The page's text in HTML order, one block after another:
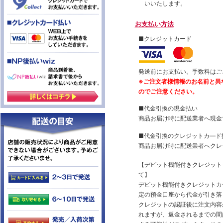
いいたします。
お支払い方法
■クレジットカード
発送前にお支払い。手数料は
※ご注文者様情報のお名前と
のでご注意ください。
■代金引換の現金払い
商品お届け時に配送業者へ現
■代金引換のクレジットカ―ド
商品お届け時に配送業者へク
【デビット機能付きクレジッ
て】
デビット機能付きクレジット
定の預金口座から代金が引き
クレジットの認証後に注文内
れますが、返金されるまでの